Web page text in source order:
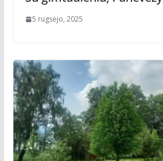
5 rugsėjo, 2025